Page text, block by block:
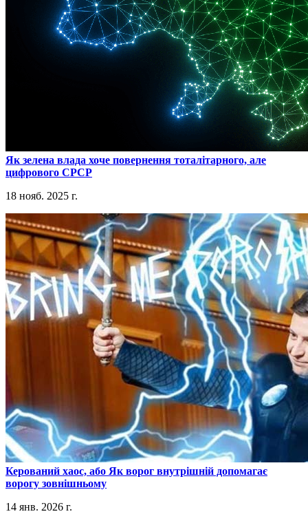
​Як зелена влада хоче повернення тоталітарного, але
цифрового СРСР
18 нояб. 2025 г.
​Керований хаос, або Як ворог внутрішній допомагає
ворогу зовнішньому
14 янв. 2026 г.